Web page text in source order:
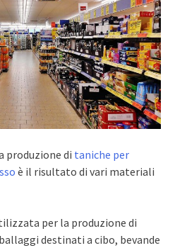
produzione di taniche per
è il risultato di vari materiali
per la produzione di
destinati a cibo, bevande